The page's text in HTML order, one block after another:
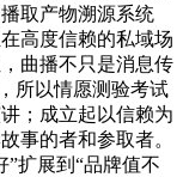
取产物溯源系统
高度信赖的私域场
曲播不只是消息传
所以情愿测验考试
；成立起以信赖为
事的者和参取者。
扩展到“品牌值不